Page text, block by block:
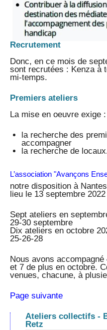
Recrutement
Donc, en ce mois de
sont recrutées : Kenza à
mi-temps.
Premiers ateliers
La mise en oeuvre exige :
la recherche des
accompagner
la recherche de
L’association "Avançons
notre disposition à
lieu le 13 septembre 2022
Sept ateliers en
29-30 septembre
Dix ateliers en octobre
25-26-28
Nous avons
et 7 de plus en octobre.
venues, chacune, à
Page suivante
Ateliers collectifs -
Retz